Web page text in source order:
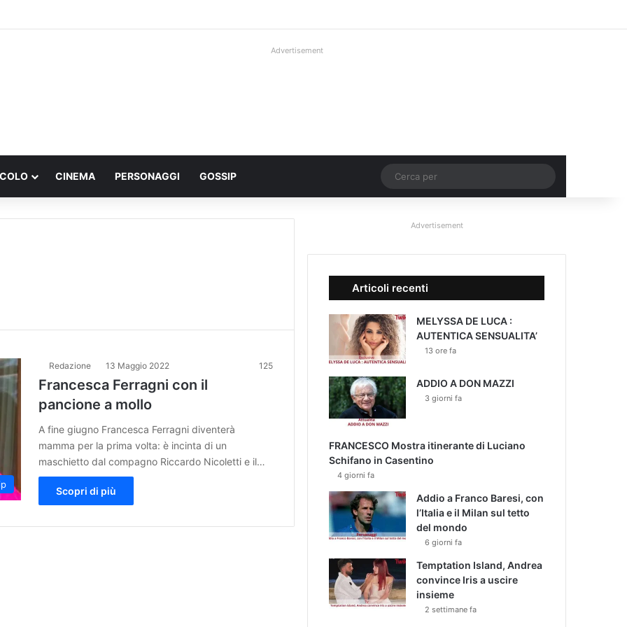
Advertisement
CINEMA PERSONAGGI GOSSIP Un articolo a caso
per
Redazione 13 Maggio 2022 125
Francesca Ferragni con il
pancione a mollo
A fine giugno Francesca Ferragni diventerà
mamma per la prima volta: è incinta di un
maschietto dal compagno Riccardo Nicoletti e il…
Scopri di più
Advertisement
Articoli recenti
MELYSSA DE LUCA :
AUTENTICA SENSUALITA’
13 ore fa
ADDIO A DON MAZZI
3 giorni fa
FRANCESCO Mostra itinerante di Luciano
Schifano in Casentino
4 giorni fa
Addio a Franco Baresi, con
l’Italia e il Milan sul tetto
del mondo
6 giorni fa
Temptation Island, Andrea
convince Iris a uscire
insieme
2 settimane fa